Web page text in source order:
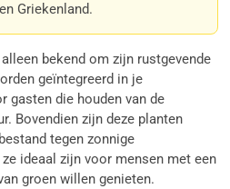
Griekenland.
bekend om zijn rustgevende
geïntegreerd in je
gasten die houden van de
Bovendien zijn deze planten
tegen zonnige
ideaal zijn voor mensen met een
groen willen genieten.